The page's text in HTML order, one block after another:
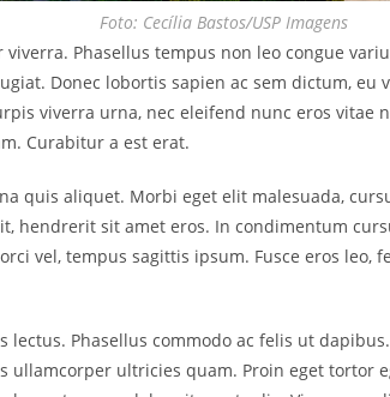
Foto: Cecília Bastos/USP Imagens
Phasellus tempus non leo congue
Donec lobortis sapien ac sem dictum, eu
viverra urna, nec eleifend nunc eros vitae
Curabitur a est erat.
quis aliquet. Morbi eget elit malesuada,
hendrerit sit amet eros. In condimentum
vel, tempus sagittis ipsum. Fusce eros leo,
lectus. Phasellus commodo ac felis ut
ullamcorper ultricies quam. Proin eget tortor